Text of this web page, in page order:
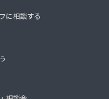
に相談する